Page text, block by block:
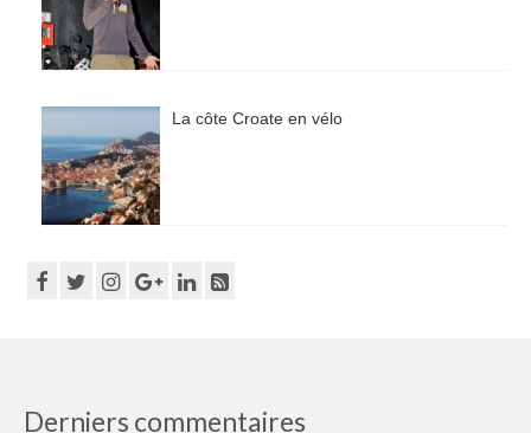
La côte Croate en vélo
Derniers commentaires